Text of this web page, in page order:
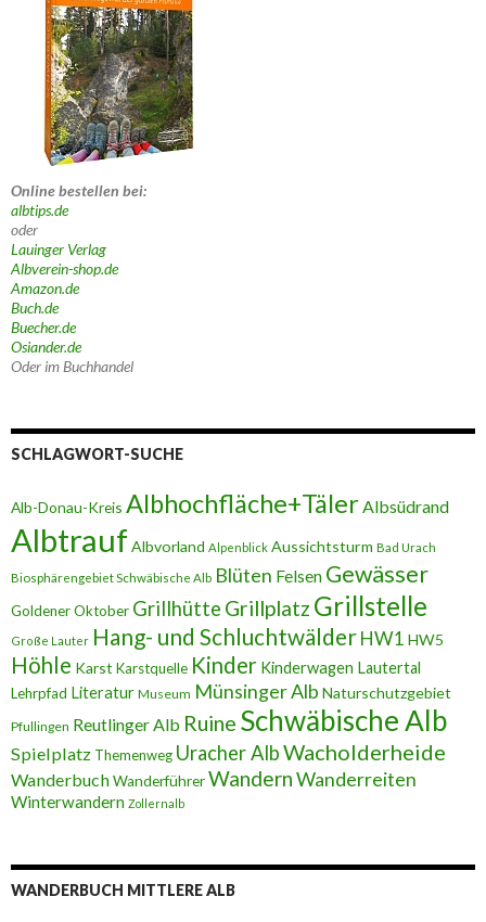
Online bestellen bei:
albtips.de
oder
Lauinger Verlag
Albverein-shop.de
Amazon.de
Buch.de
Buecher.de
Osiander.de
Oder im Buchhandel
SCHLAGWORT-SUCHE
Alb-Donau-Kreis Albhochfläche+TälerAlbsüdrand
Albtrauf Albvorland Alpenblick Aussichtsturm Bad Urach
Biosphärengebiet Schwäbische Alb Blüten Felsen Gewässer
Goldener Oktober Grillhütte Grillplatz Grillstelle
Große Lauter Hang- und SchluchtwälderHW1 HW5
Höhle Karst Karstquelle Kinder Kinderwagen Lautertal
Lehrpfad Literatur Museum Münsinger Alb Naturschutzgebiet
Pfullingen Reutlinger Alb Ruine Schwäbische Alb
Spielplatz Themenweg Uracher AlbWacholderheide
WanderbuchWanderführerWandernWanderreiten
Winterwandern Zollernalb
WANDERBUCH MITTLERE ALB